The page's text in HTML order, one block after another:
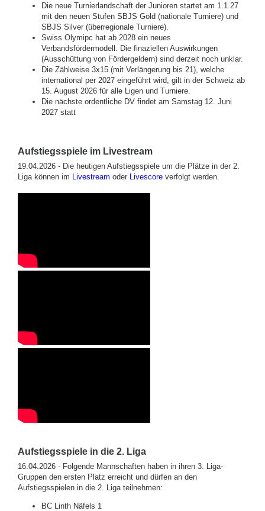
Die neue Turnierlandschaft der Junioren startet am 1.1.27
mit den neuen Stufen SBJS Gold (nationale Turniere) und
SBJS Silver (überregionale Turniere).
Swiss Olymipc hat ab 2028 ein neues
Verbandsfördermodell. Die finaziellen Auswirkungen
(Ausschüttung von Fördergeldern) sind derzeit noch unklar.
Die Zählweise 3x15 (mit Verlängerung bis 21), welche
international per 2027 eingeführt wird, gilt in der Schweiz ab
15. August 2026 für alle Ligen und Turniere.
Die nächste ordentliche DV findet am Samstag 12. Juni
2027 statt
Aufstiegsspiele im Livestream
19.04.2026 - Die heutigen Aufstiegsspiele um die Plätze in der 2.
Liga können im Livestream oder Livescore verfolgt werden.
Aufstiegsspiele in die 2. Liga
16.04.2026 - Folgende Mannschaften haben in ihren 3. Liga-
Gruppen den ersten Platz erreicht und dürfen an den
Aufstiegsspielen in die 2. Liga teilnehmen:
BC Linth Näfels 1